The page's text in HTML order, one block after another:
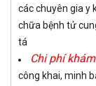
các chuyên gia y
chữa bệnh tử
tá
Chi phí
công khai, minh